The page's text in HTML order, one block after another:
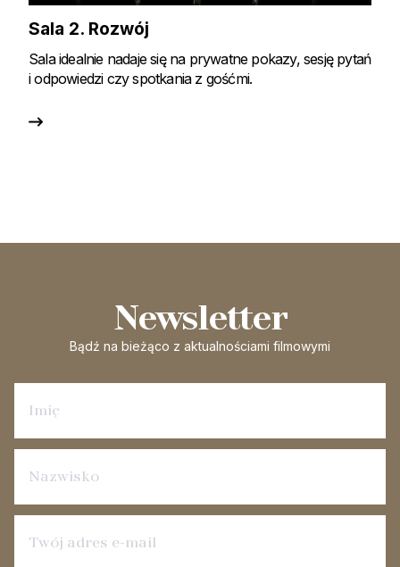
Sala 2. Rozwój
Sala idealnie nadaje się na prywatne pokazy, sesję pytań
i odpowiedzi czy spotkania z gośćmi.
Newsletter
Bądź na bieżąco z aktualnościami filmowymi